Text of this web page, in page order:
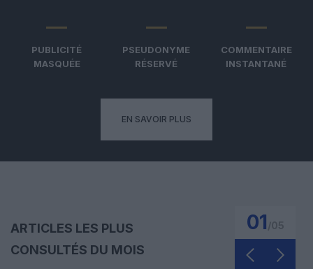
PUBLICITÉ
MASQUÉE
PSEUDONYME
RÉSERVÉ
COMMENTAIRE
INSTANTANÉ
EN SAVOIR PLUS
ARTICLES LES PLUS
CONSULTÉS DU MOIS
01